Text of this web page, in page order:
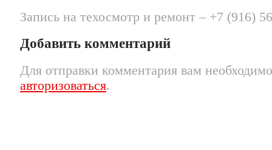
Запись на техосмотр и ремонт – +7 (916)
Добавить комментарий
Для отправки комментария вам необходимо
авторизоваться.